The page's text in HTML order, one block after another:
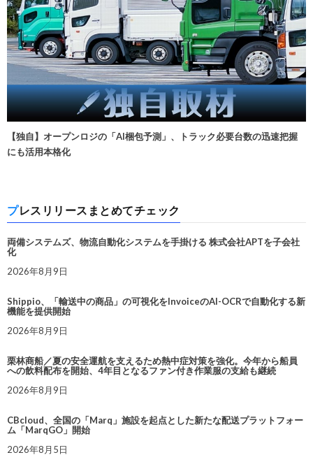
【独自】オープンロジの「AI梱包予測」、トラック必要台数の迅速把握
にも活用本格化
プレスリリースまとめてチェック
両備システムズ、物流自動化システムを手掛ける 株式会社APTを子会社
化
2026年8月9日
Shippio、「輸送中の商品」の可視化をInvoiceのAI-OCRで自動化する新
機能を提供開始
2026年8月9日
栗林商船／夏の安全運航を支えるため熱中症対策を強化。今年から船員
への飲料配布を開始、4年目となるファン付き作業服の支給も継続
2026年8月9日
CBcloud、全国の「Marq」施設を起点とした新たな配送プラットフォー
ム「MarqGO」開始
2026年8月5日